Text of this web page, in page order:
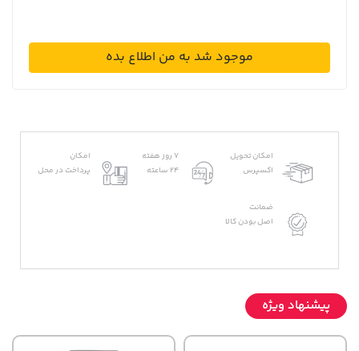
موجود شد به من اطلاع بده
امکان تحویل
اکسپرس
7 روز هفته
24 ساعته
امکان
پرداخت در محل
ضمانت
اصل بودن کالا
پیشنهاد ویژه